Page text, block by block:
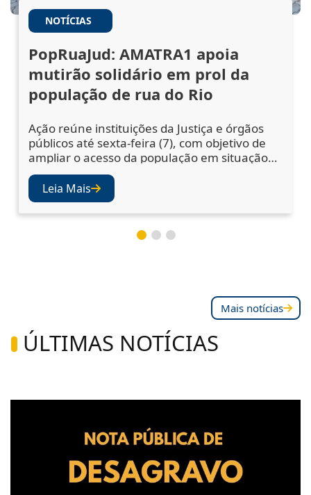
NOTÍCIAS
PopRuaJud: AMATRA1 apoia
mutirão solidário em prol da
população de rua do Rio
Ação reúne instituições da Justiça e órgãos
públicos até sexta-feira (7), com objetivo de
ampliar o acesso da população em situação
de rua a serviços essenciais A abertura da 5ª
edição do PopRuaJud-Rio reuniu
representantes do sistema de Justiça e de
órgãos públicos nesta quarta-feira (5), na
área externa da Catedral Metropolitana de
São Sebastião, no Centro do Rio, para
Leia Mais
Mais notícias
ÚLTIMAS NOTÍCIAS